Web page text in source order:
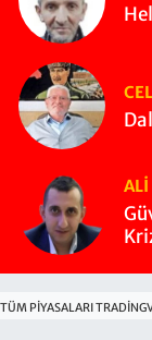
ALI
TÜM PIYASALARI